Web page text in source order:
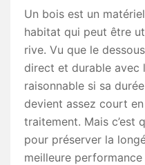
Un bois est un
habitat qui peut être
rive. Vu que le
direct et durable
raisonnable si sa
devient assez court en
traitement. Mais c’est
pour préserver la
meilleure performance